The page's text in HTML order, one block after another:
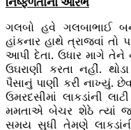
ગલબો હવે ગલબાભાઈ
હાંકનાર હાથે ત્રાજવાં
આપી દેતા. ઉધાર માગે તેને
ઉઘરાણી કરતા નહીં.
પૈસાનું પાણી કરી નાખ્યું.
ઉમરદસીમાં લાકડાંની
મમતાએ બેચર શેઠે ત્યાં જ
સમય સુધી તેમણે